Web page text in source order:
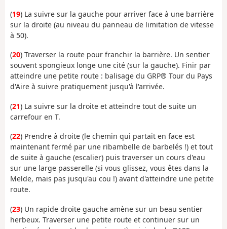
(19) La suivre sur la gauche pour arriver face à une barrière
sur la droite (au niveau du panneau de limitation de vitesse
à 50).
(20) Traverser la route pour franchir la barrière. Un sentier
souvent spongieux longe une cité (sur la gauche). Finir par
atteindre une petite route : balisage du GRP® Tour du Pays
d'Aire à suivre pratiquement jusqu'à l'arrivée.
(21) La suivre sur la droite et atteindre tout de suite un
carrefour en T.
(22) Prendre à droite (le chemin qui partait en face est
maintenant fermé par une ribambelle de barbelés !) et tout
de suite à gauche (escalier) puis traverser un cours d'eau
sur une large passerelle (si vous glissez, vous êtes dans la
Melde, mais pas jusqu'au cou !) avant d'atteindre une petite
route.
(23) Un rapide droite gauche amène sur un beau sentier
herbeux. Traverser une petite route et continuer sur un